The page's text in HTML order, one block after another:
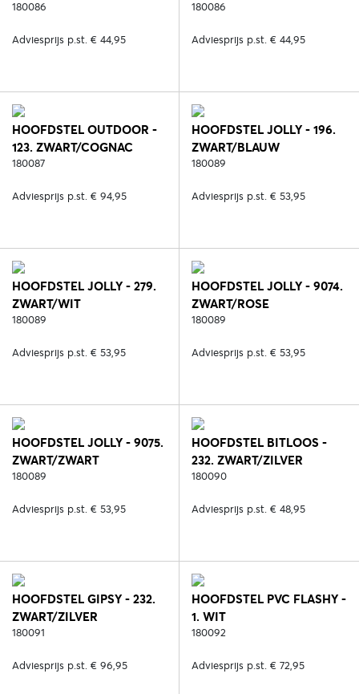
180086
Adviesprijs p.st. € 44,95
180086
Adviesprijs p.st. € 44,95
HOOFDSTEL OUTDOOR -
123. ZWART/COGNAC
180087
Adviesprijs p.st. € 94,95
HOOFDSTEL JOLLY - 196.
ZWART/BLAUW
180089
Adviesprijs p.st. € 53,95
HOOFDSTEL JOLLY - 279.
ZWART/WIT
180089
Adviesprijs p.st. € 53,95
HOOFDSTEL JOLLY - 9074.
ZWART/ROSE
180089
Adviesprijs p.st. € 53,95
HOOFDSTEL JOLLY - 9075.
ZWART/ZWART
180089
Adviesprijs p.st. € 53,95
HOOFDSTEL BITLOOS -
232. ZWART/ZILVER
180090
Adviesprijs p.st. € 48,95
HOOFDSTEL GIPSY - 232.
ZWART/ZILVER
180091
Adviesprijs p.st. € 96,95
HOOFDSTEL PVC FLASHY -
1. WIT
180092
Adviesprijs p.st. € 72,95